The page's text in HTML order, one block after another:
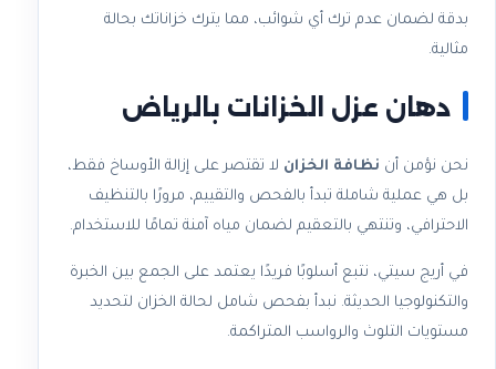
بدقة لضمان عدم ترك أي شوائب، مما يترك خزاناتك بحالة
مثالية.
دهان عزل الخزانات بالرياض
نحن نؤمن أن نظافة الخزان لا تقتصر على إزالة الأوساخ فقط،
بل هي عملية شاملة تبدأ بالفحص والتقييم، مرورًا بالتنظيف
الاحترافي، وتنتهي بالتعقيم لضمان مياه آمنة تمامًا للاستخدام.
في أريج سيتي، نتبع أسلوبًا فريدًا يعتمد على الجمع بين الخبرة
والتكنولوجيا الحديثة. نبدأ بفحص شامل لحالة الخزان لتحديد
مستويات التلوث والرواسب المتراكمة.